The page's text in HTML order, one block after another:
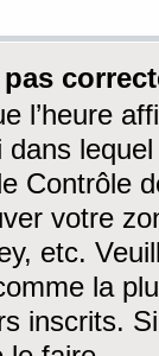
pas
l’heure
Contrôle
votre
etc.
la
inscrits.